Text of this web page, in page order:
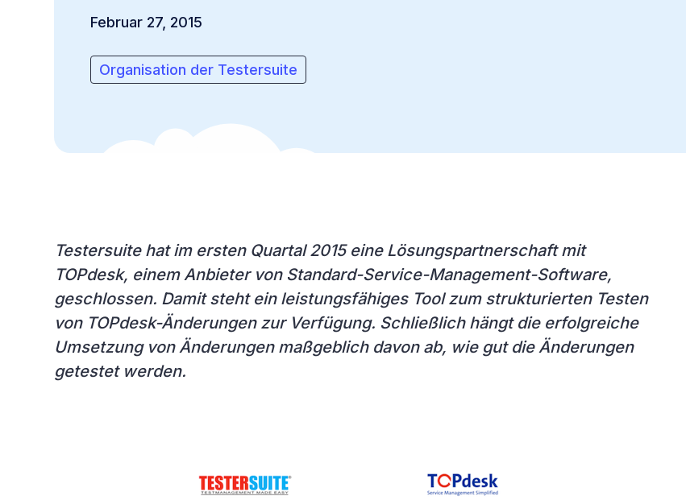
Februar 27, 2015
Organisation der Testersuite
Testersuite hat im ersten Quartal 2015 eine Lösungspartnerschaft mit
TOPdesk, einem Anbieter von Standard-Service-Management-Software,
geschlossen. Damit steht ein leistungsfähiges Tool zum strukturierten Testen
von TOPdesk-Änderungen zur Verfügung. Schließlich hängt die erfolgreiche
Umsetzung von Änderungen maßgeblich davon ab, wie gut die Änderungen
getestet werden.